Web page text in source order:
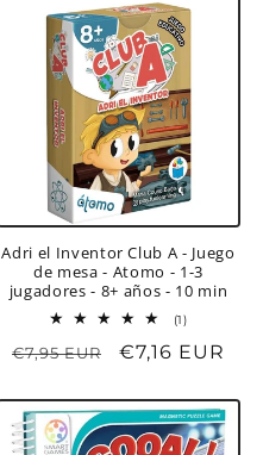
Adri el Inventor Club A - Juego
de mesa - Atomo - 1-3
jugadores - 8+ años - 10 min
(1)1
totales
Precio
€7,95 EUR
Precio
oferta
€7,16 EUR